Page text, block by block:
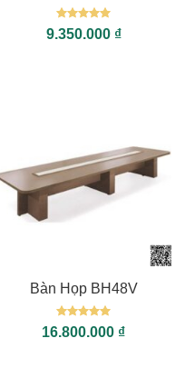
Được xếp
hạng55
9.350.000 ₫
Bàn Họp BH48V
Được xếp
hạng55
16.800.000 ₫